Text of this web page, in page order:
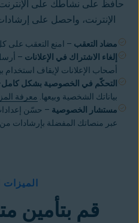
حافظ على نشاطك على الإنترنت
الإنترنت، واحصل على
مضاد التعقب – امنع التعقب على
إلغاء الاشتراك في الإعلانات –
أصحاب الإعلانات لإيقاف استخدام
التحكّم في الخصوصية بشكل كامل
بياناتك الشخصية وبيعها.
معرفة
مستشار الخصوصية – حسّن
عبر منصاتك المفضلة بإرشادات
الميزات
قم بتأمين